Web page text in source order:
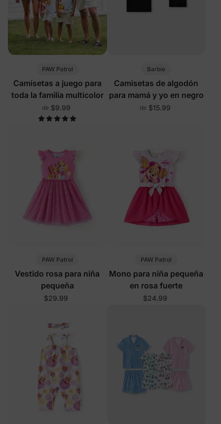
PAW Patrol
Camisetas a juego para
toda la familia multicolor
de $9.99
Barbie
Camisetas de algodón
para mamá y yo en negro
de $15.99
PAW Patrol
Vestido rosa para niña
pequeña
$29.99
PAW Patrol
Mono para niña pequeña
en rosa fuerte
$24.99